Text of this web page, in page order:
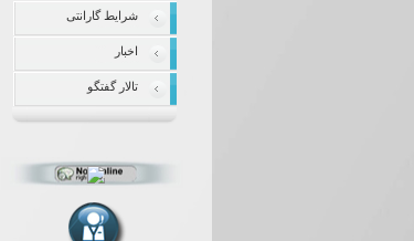
شرایط گارانتی
اخبار
تالار گفتگو